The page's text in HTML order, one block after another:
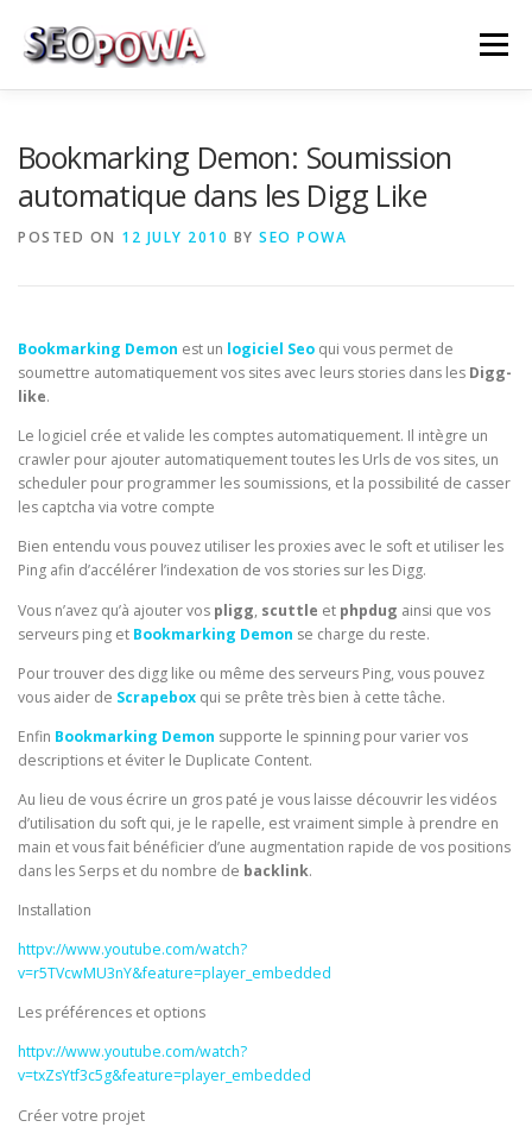
Menu
Bookmarking Demon: Soumission
automatique dans les Digg Like
POSTED ON 12 JULY 2010 BY SEO POWA
Bookmarking Demon est un logiciel Seo qui vous permet de
soumettre automatiquement vos sites avec leurs stories dans les Digg-
like.
Le logiciel crée et valide les comptes automatiquement. Il intègre un
crawler pour ajouter automatiquement toutes les Urls de vos sites, un
scheduler pour programmer les soumissions, et la possibilité de casser
les captcha via votre compte
Bien entendu vous pouvez utiliser les proxies avec le soft et utiliser les
Ping afin d’accélérer l’indexation de vos stories sur les Digg.
Vous n’avez qu’à ajouter vos pligg, scuttle et phpdug ainsi que vos
serveurs ping et Bookmarking Demon se charge du reste.
Pour trouver des digg like ou même des serveurs Ping, vous pouvez
vous aider de Scrapebox qui se prête très bien à cette tâche.
Enfin Bookmarking Demon supporte le spinning pour varier vos
descriptions et éviter le Duplicate Content.
Au lieu de vous écrire un gros paté je vous laisse découvrir les vidéos
d’utilisation du soft qui, je le rapelle, est vraiment simple à prendre en
main et vous fait bénéficier d’une augmentation rapide de vos positions
dans les Serps et du nombre de backlink.
Installation
httpv://www.youtube.com/watch?
v=r5TVcwMU3nY&feature=player_embedded
Les préférences et options
httpv://www.youtube.com/watch?
v=txZsYtf3c5g&feature=player_embedded
Créer votre projet